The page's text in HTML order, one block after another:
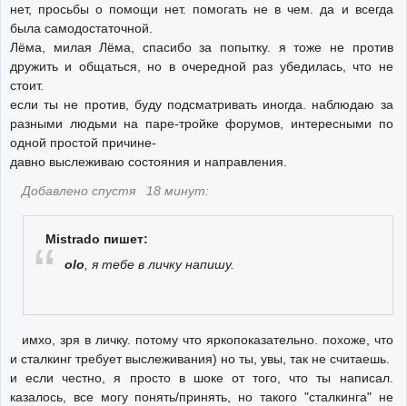
нет, просьбы о помощи нет. помогать не в чем. да и всегда
была самодостаточной.
Лёма, милая Лёма, спасибо за попытку. я тоже не против
дружить и общаться, но в очередной раз убедилась, что не
стоит.
если ты не против, буду подсматривать иногда. наблюдаю за
разными людьми на паре-тройке форумов, интересными по
одной простой причине-
давно выслеживаю состояния и направления.
Добавлено спустя 18 минут:
Mistrado пишет:
olo , я тебе в личку напишу.
имхо, зря в личку. потому что яркопоказательно. похоже, что
и сталкинг требует выслеживания) но ты, увы, так не считаешь.
и если честно, я просто в шоке от того, что ты написал.
казалось, все могу понять/принять, но такого "сталкинга" не